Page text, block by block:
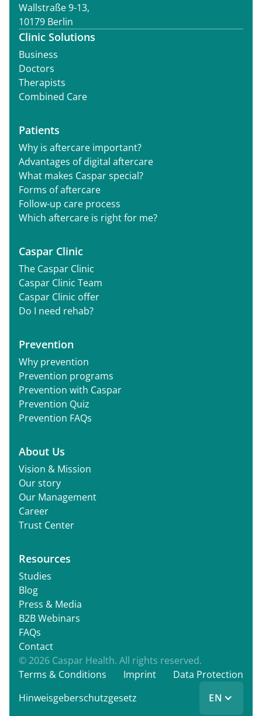
Wallstraße 9-13,
10179 Berlin
Clinic Solutions
Business
Doctors
Therapists
Combined Care
Patients
Why is aftercare important?
Advantages of digital aftercare
What makes Caspar special?
Forms of aftercare
Follow-up care process
Which aftercare is right for me?
Caspar Clinic
The Caspar Clinic
Caspar Clinic Team
Caspar Clinic offer
Do I need rehab?
Prevention
Why prevention
Prevention programs
Prevention with Caspar
Prevention Quiz
Prevention FAQs
About Us
Vision & Mission
Our story
Our Management
Career
Trust Center
Resources
Studies
Blog
Press & Media
B2B Webinars
FAQs
Contact
© 2026 Caspar Health. All rights reserved.
Terms & Conditions
Imprint
Data Protection
Hinweisgeberschutzgesetz
EN